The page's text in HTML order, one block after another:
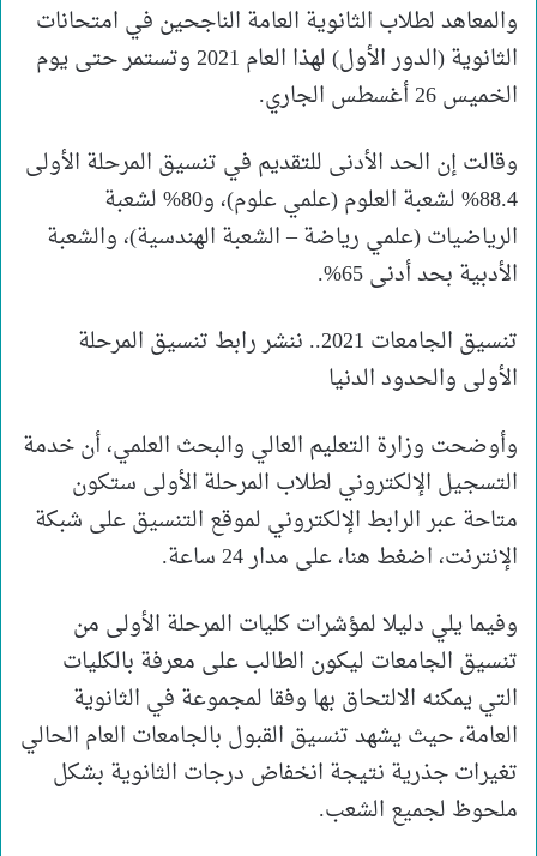
والمعاهد لطلاب الثانوية العامة الناجحين في امتحانات
الثانوية (الدور الأول) لهذا العام 2021 وتستمر حتى يوم
الخميس 26 أغسطس الجاري.
وقالت إن الحد الأدنى للتقديم في تنسيق المرحلة الأولى
88.4% لشعبة العلوم (علمي علوم)، و80% لشعبة
الرياضيات (علمي رياضة – الشعبة الهندسية)، والشعبة
الأدبية بحد أدنى 65%.
تنسيق الجامعات 2021.. ننشر رابط تنسيق المرحلة
الأولى والحدود الدنيا
وأوضحت وزارة التعليم العالي والبحث العلمي، أن خدمة
التسجيل الإلكتروني لطلاب المرحلة الأولى ستكون
متاحة عبر الرابط الإلكتروني لموقع التنسيق على شبكة
الإنترنت، اضغط هنا، على مدار 24 ساعة.
وفيما يلي دليلا لمؤشرات كليات المرحلة الأولى من
تنسيق الجامعات ليكون الطالب على معرفة بالكليات
التي يمكنه الالتحاق بها وفقا لمجموعة في الثانوية
العامة، حيث يشهد تنسيق القبول بالجامعات العام الحالي
تغيرات جذرية نتيجة انخفاض درجات الثانوية بشكل
ملحوظ لجميع الشعب.